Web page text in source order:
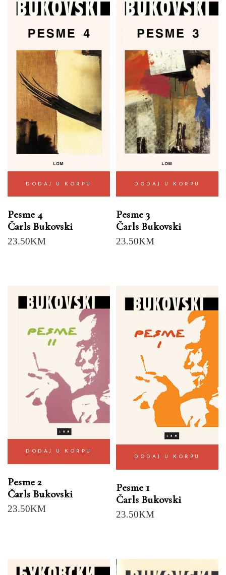
DODAJ U KORPU
Pesme 4
Čarls Bukovski
23.50KM
DODAJ U KORPU
Pesme 3
Čarls Bukovski
23.50KM
DODAJ U KORPU
Pesme 2
Čarls Bukovski
23.50KM
DODAJ U KORPU
Pesme 1
Čarls Bukovski
23.50KM